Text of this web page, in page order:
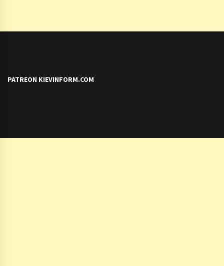
PATREON KIEVINFORM.COM